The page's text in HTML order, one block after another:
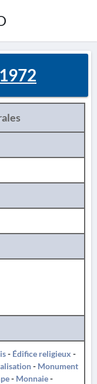
- Édifice religieux -
- Monument
- Monnaie-